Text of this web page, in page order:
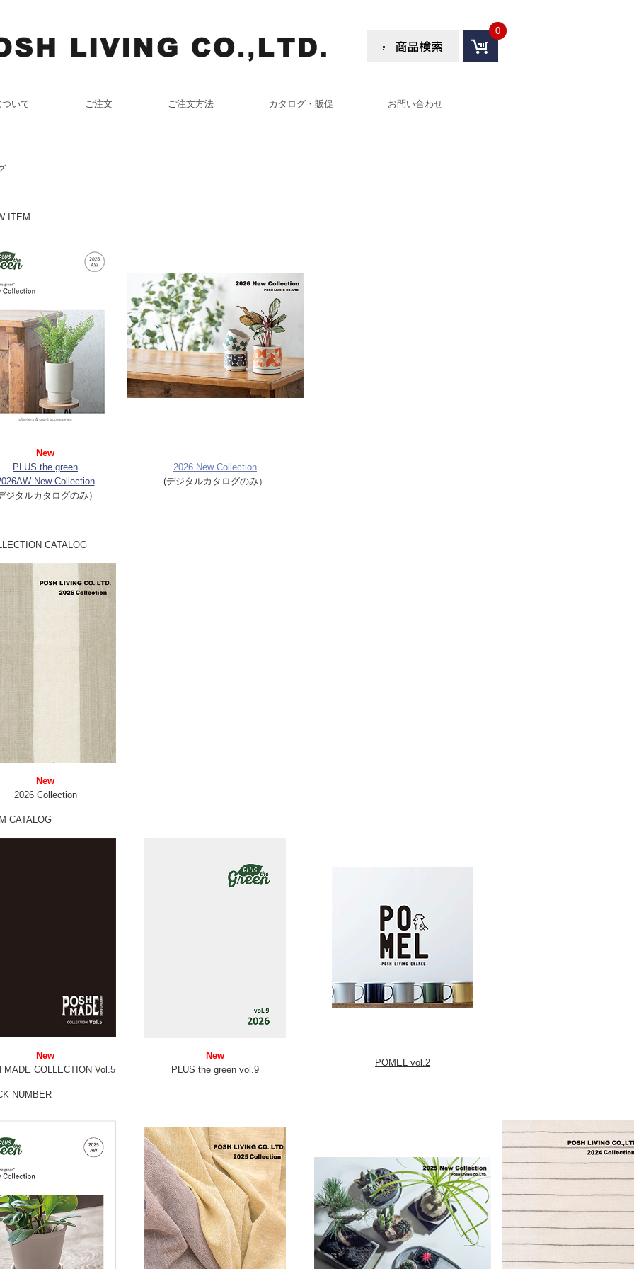
0
いて ご注文 ご注文方法 カタログ・販促 お問い合わせ
ITEM
New
PLUS the green
New Collection
ジタルカタログのみ）
2026 New Collection
(デジタルカタログのみ）
CATALOG
New
2026 Collection
CATALOG
New
MADE COLLECTION Vol.5
New
PLUS the green vol.9
POMEL vol.2
NUMBER